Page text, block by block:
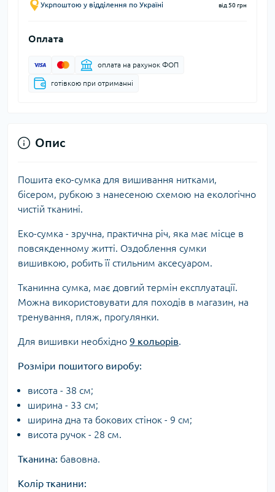
Укрпоштою у відділення по Україні від 50 грн
Оплата
оплата на рахунок ФОП
готівкою при отриманні
Опис
Пошита еко-сумка для вишивання нитками,
бісером, рубкою з нанесеною схемою на екологічно
чистій тканині.
Еко-сумка - зручна, практична річ, яка має місце в
повсякденному житті. Оздоблення сумки
вишивкою, робить її стильним аксесуаром.
Тканинна сумка, має довгий термін експлуатації.
Можна використовувати для походів в магазин, на
тренування, пляж, прогулянки.
Для вишивки необхідно 9 кольорів.
Розміри пошитого виробу:
висота - 38 см;
ширина - 33 см;
ширина дна та бокових стінок - 9 см;
висота ручок - 28 см.
Тканина: бавовна.
Колір тканини: